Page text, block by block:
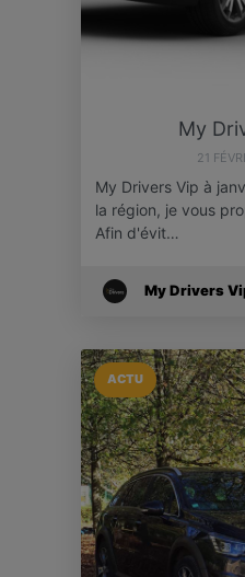
My
21
My Drivers Vip à
la région, je vous
Afin d'évit…
My Drivers
ACTU